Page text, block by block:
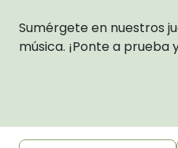
Sumérgete en nuestros
música. ¡Ponte a